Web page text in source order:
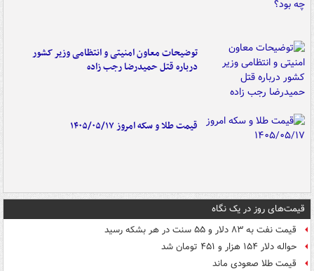
توضیحات معاون امنیتی و انتظامی وزیر کشور
درباره قتل حمیدرضا رجب زاده
قیمت طلا و سکه امروز ۱۴۰۵/۰۵/۱۷
قیمت‌های روز در یک نگاه
قیمت نفت به ۸۳ دلار و ۵۵ سنت در هر بشکه رسید
حواله دلار ۱۵۴ هزار و ۴۵۱ تومان شد
قیمت طلا صعودی ماند